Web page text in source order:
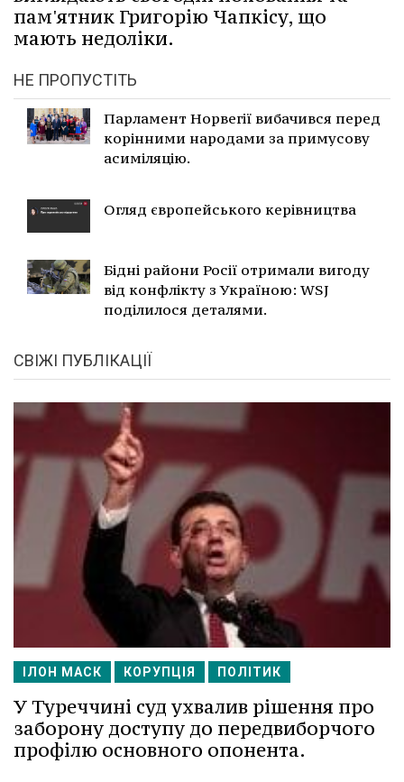
пам'ятник Григорію Чапкісу, що
мають недоліки.
НЕ ПРОПУСТІТЬ
Парламент Норвегії вибачився перед
корінними народами за примусову
асиміляцію.
Огляд європейського керівництва
Бідні райони Росії отримали вигоду
від конфлікту з Україною: WSJ
поділилося деталями.
СВІЖІ ПУБЛІКАЦІЇ
ІЛОН МАСК КОРУПЦІЯ ПОЛІТИК
У Туреччині суд ухвалив рішення про
заборону доступу до передвиборчого
профілю основного опонента.